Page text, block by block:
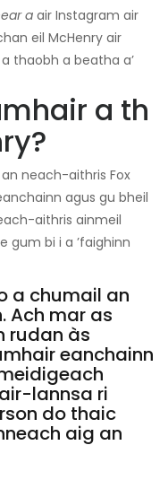
a air Instagram air
eil McHenry air
thaobh a beatha a’
a th
neach-aithris Fox
agus gu bheil
aithris ainmeil
bi i a ’faighinn
a chumail an
Ach mar as
rudan às
eanchainn
lannsa ri
do thaic
aig an